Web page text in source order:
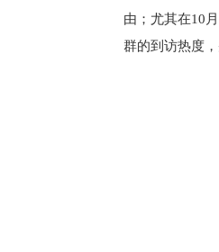
由；尤其在10
群的到访热度